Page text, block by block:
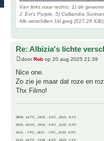
Van links naar rechts: 1) de
J. Evi's Purple, 5) Calliandra
Alb verschillen 1kl.jpeg (527.26
Re: Albizia's lichte
doorRob op 20 aug 2025 21:39
Nice one.
Zo zie je maar dat roze en
Thx Filmo!
08/09, -14.7°C__14/15, - 3.6°C__20/21, -9.1°C
09/10, -10.0°C__15/16, - 5.9°C__21/22, -5.2°C
10/11, - 7.9°C__16/17, - 7.9°C__21/22, -6.9°C
11/12, -14.7°C__17/18, - 8.3°C__22/23, -7.1°C